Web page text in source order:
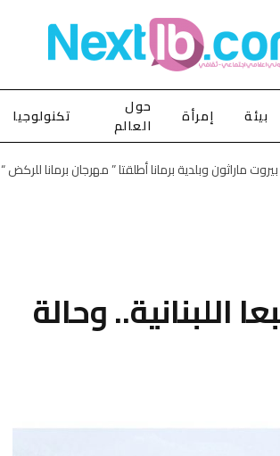
بيئة إمرأة
حول
العالم
تكنولوجيا
بيروت ماراثون وبلدية برمانا أطلقتا ” مهرجان برمانا للركض “
وحالة